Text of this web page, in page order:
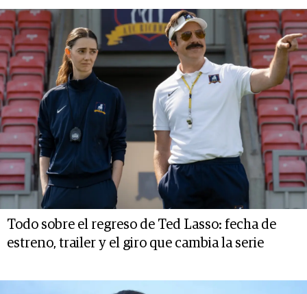
Todo sobre el regreso de Ted Lasso: fecha de
estreno, trailer y el giro que cambia la serie